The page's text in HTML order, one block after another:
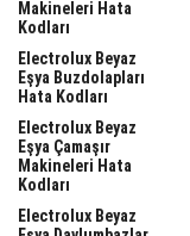
Makineleri Hata
Kodları
Electrolux Beyaz
Eşya Buzdolapları
Hata Kodları
Electrolux Beyaz
Eşya Çamaşır
Makineleri Hata
Kodları
Electrolux Beyaz